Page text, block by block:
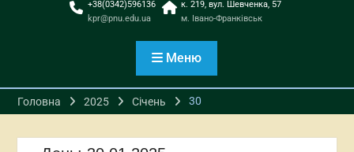
+38(0342)596136
kpr@pnu.edu.ua
к. 219, вул. Шевченка, 57
м. Івано-Франківськ
Меню
Головна 2025 Січень 30